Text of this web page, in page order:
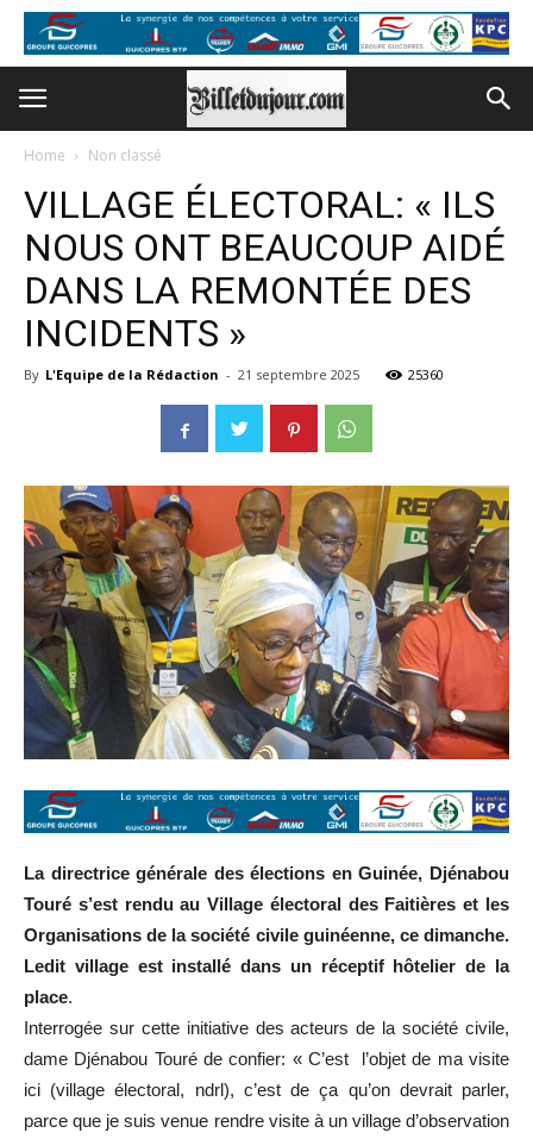
Home Non classé
VILLAGE ÉLECTORAL: « ILS
NOUS ONT BEAUCOUP AIDÉ
DANS LA REMONTÉE DES
INCIDENTS »
By L'Equipe de la Rédaction - 21 septembre 2025 25360
La directrice générale des élections en Guinée, Djénabou
Touré s’est rendu au Village électoral des Faitières et les
Organisations de la société civile guinéenne, ce dimanche.
Ledit village est installé dans un réceptif hôtelier de la
place.
Interrogée sur cette initiative des acteurs de la société civile,
dame Djénabou Touré de confier: « C’est l’objet de ma visite
ici (village électoral, ndrl), c’est de ça qu’on devrait parler,
parce que je suis venue rendre visite à un village d’observation